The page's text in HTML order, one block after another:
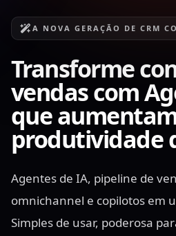
A NOVA GERAÇÃO DE CRM
Transforme
vendas com
que
produtividade
Agentes de IA, pipeline de
omnichannel e copilotos em
Simples de usar, poderosa